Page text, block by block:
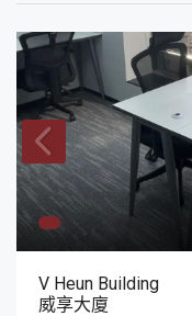
V Heun Building
威享大廈